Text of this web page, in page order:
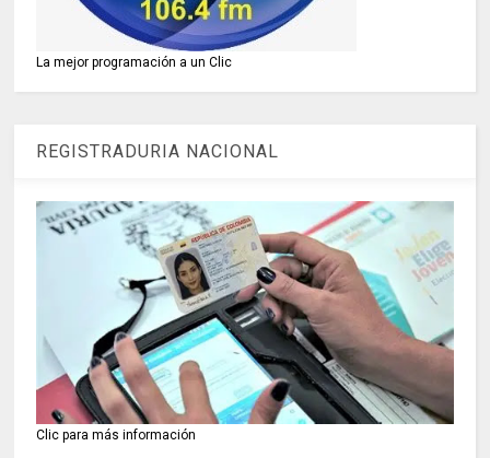
La mejor programación a un Clic
REGISTRADURIA NACIONAL
Clic para más información